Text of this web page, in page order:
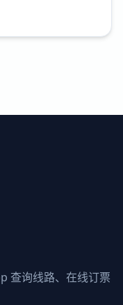
查询线路、在线订票